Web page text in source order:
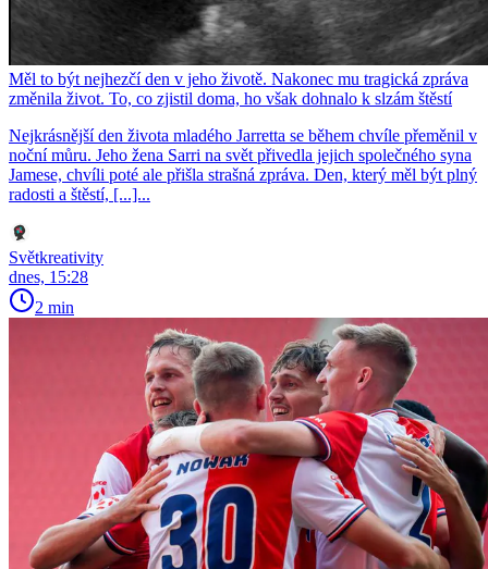
Měl to být nejhezčí den v jeho životě. Nakonec mu tragická zpráva
změnila život. To, co zjistil doma, ho však dohnalo k slzám štěstí
Nejkrásnější den života mladého Jarretta se během chvíle přeměnil v
noční můru. Jeho žena Sarri na svět přivedla jejich společného syna
Jamese, chvíli poté ale přišla strašná zpráva. Den, který měl být plný
radosti a štěstí, [...]...
Světkreativity
dnes, 15:28
2 min